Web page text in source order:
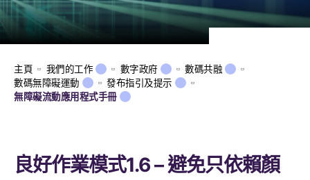
主頁 我們的工作 數字政府
數碼共融
數碼無障礙運動
發布指引及提示
無障礙流動應用程式手冊
良好作業模式1.6 – 避免只依賴顏